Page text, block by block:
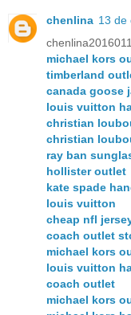
chenlina 13 de
michael kors
timberland
canada goose
louis vuitton
christian
christian
ray ban
hollister outlet
kate spade
louis vuitton
cheap nfl
coach outlet
michael kors
louis vuitton
coach outlet
michael kors